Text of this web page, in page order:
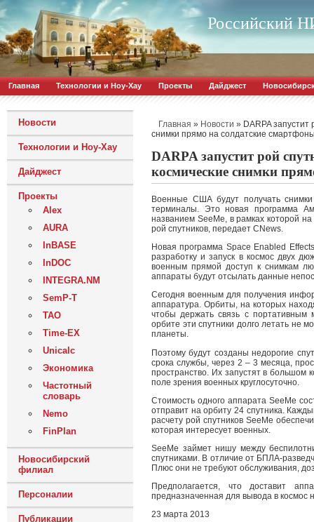
Российский
Главная Технологии и Ноу-Хау Проекты Дайджест
Новости
Технологии и Ноу-Хау
Дайджест
Проекты
Alex
AURA
InBASE
InDOC
INTEGRA.NM
SemP-T
ТАО
Time-EX
Unicalc
Экономика
Частотный
словарь
Nemo
FinPlan
Новосибирский
филиал
Персоналии
Публикации
Главная » Новости » DARPA
снимки прямо на солдатские
DARPA запустит рой
космические снимки
Военные США будут получать
терминалы. Это новая программа
названием SeeMe, в рамках которой
рой спутников, передает CNews.
Новая программа Space Enabled
разработку и запуск в космос двух
военным прямой доступ к снимкам
аппараты будут отсылать данные
Сегодня военным для получения
аппаратура. Орбиты, на которых
чтобы держать связь с
орбите эти спутники долго летать не
планеты.
Поэтому будут созданы недорогие
срока службы, через 2 – 3 месяца,
пространство. Их запустят в большом
поле зрения военных круглосуточно.
Стоимость одного аппарата SeeMe
отправит на орбиту 24 спутника.
расчету рой спутников SeeMe
которая интересует военных.
SeeMe займет нишу между
спутниками. В отличие от БПЛА-
Плюс они не требуют обслуживания,
Предполагается, что доставит
предназначенная для вывода в космос
23 марта 2013